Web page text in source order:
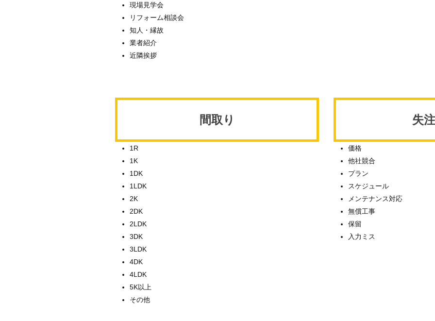
現場見学会
リフォーム相談会
知人・縁故
業者紹介
近隣挨拶
間取り
1R
1K
1DK
1LDK
2K
2DK
2LDK
3DK
3LDK
4DK
4LDK
5K以上
その他
失
価格
他社競合
プラン
スケジュール
メンテナンス対応
無償工事
保留
入力ミス